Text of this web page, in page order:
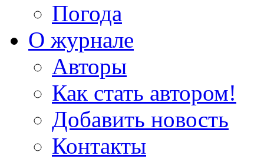
Погода
О журнале
Авторы
Как стать автором!
Добавить новость
Контакты